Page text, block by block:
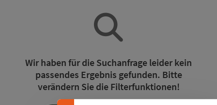
Wir haben für die Suchanfrage leider kein
passendes Ergebnis gefunden. Bitte
verändern Sie die Filterfunktionen!